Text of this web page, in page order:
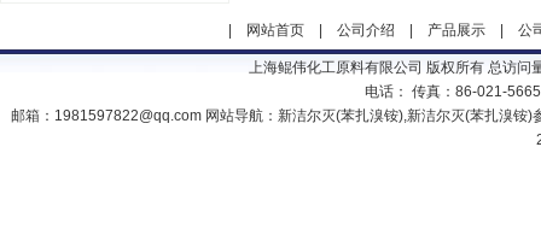
网站首页| 公司介绍 产品展示| 公
上海鲲伟化工原料有限公司 版权所有 总访问
电话： 传真：86-021-
邮箱： 1981597822@qq.com网站导航：新洁尔灭(苯扎溴铵),新洁尔灭(苯扎溴铵)